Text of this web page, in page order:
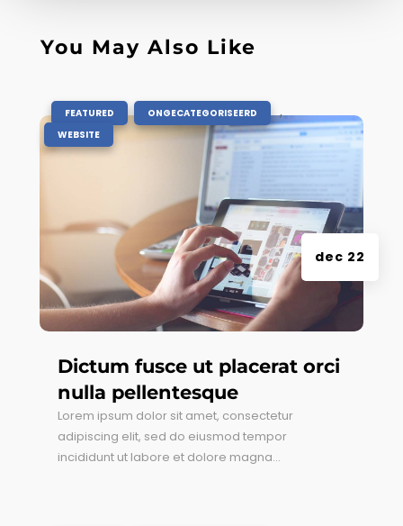
You May Also Like
Dictum fusce ut placerat orci
nulla pellentesque
dec 22
FEATURED ONGECATEGORISEERD ,
WEBSITE
Lorem ipsum dolor sit amet, consectetur
adipiscing elit, sed do eiusmod tempor
incididunt ut labore et dolore magna...